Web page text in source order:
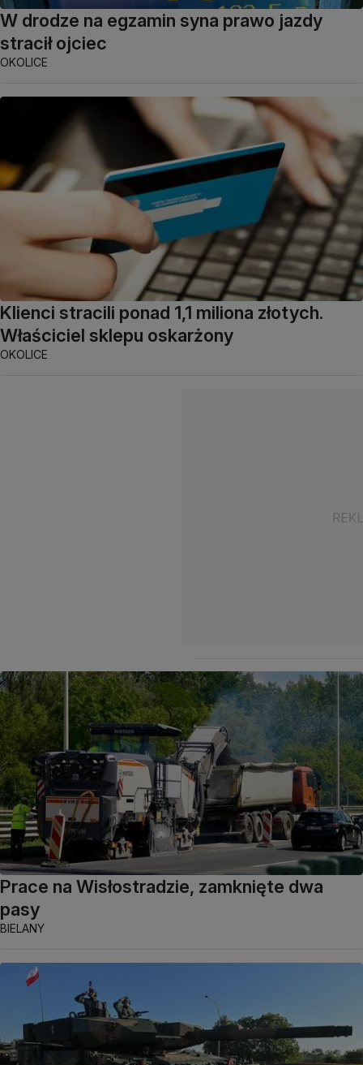
W drodze na egzamin syna prawo jazdy
stracił ojciec
OKOLICE
Klienci stracili ponad 1,1 miliona złotych.
Właściciel sklepu oskarżony
OKOLICE
Prace na Wisłostradzie, zamknięte dwa
pasy
BIELANY